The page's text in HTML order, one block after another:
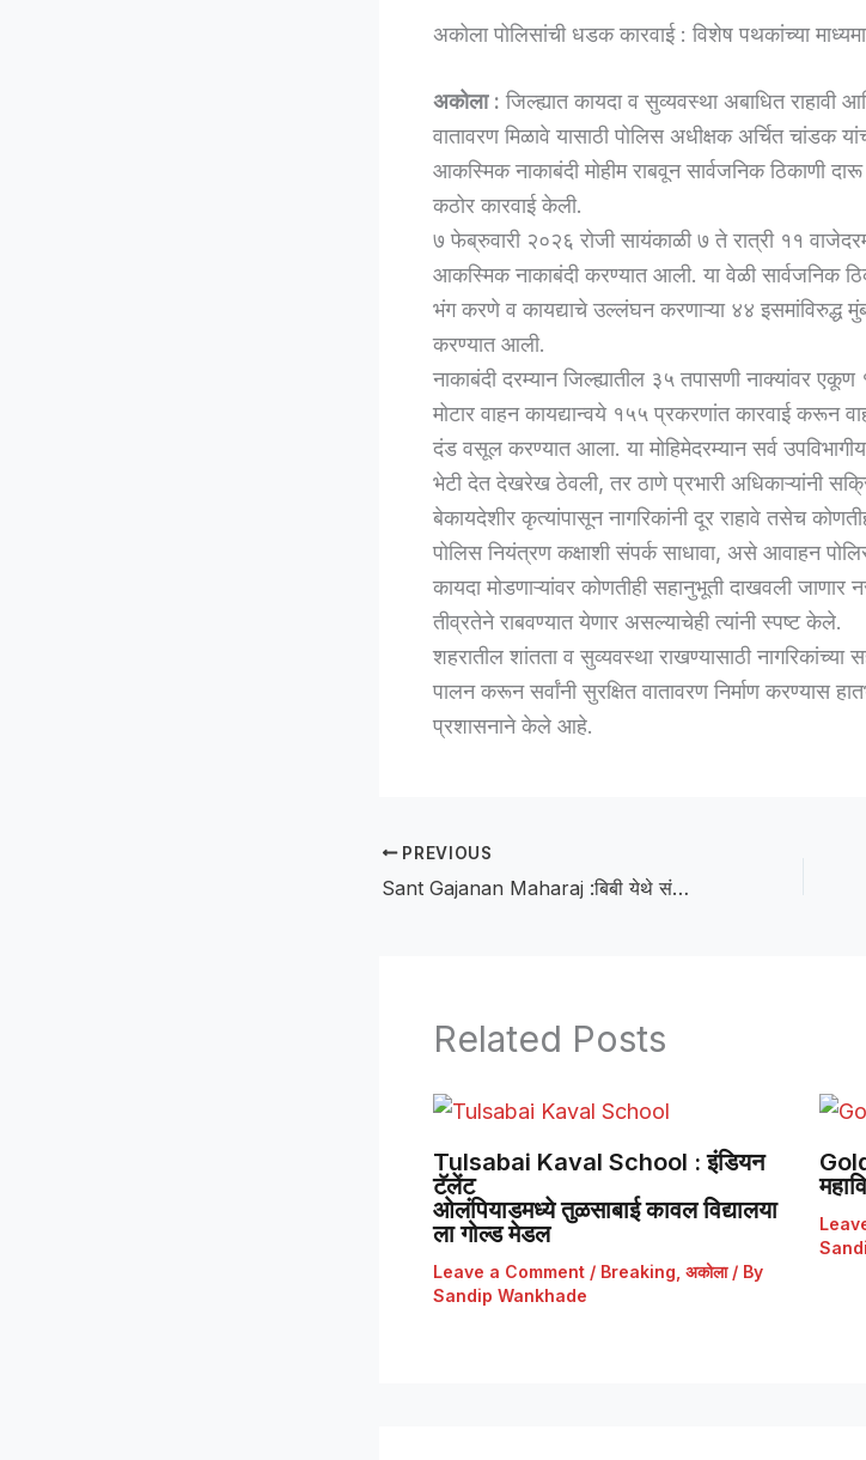
अकोला पोलिसांची धडक कारवाई : विशेष पथकांच्या
अकोला : जिल्ह्यात कायदा व सुव्यवस्था अबाधित राहावी
वातावरण मिळावे यासाठी पोलिस अधीक्षक अर्चित चांडक
आकस्मिक नाकाबंदी मोहीम राबवून सार्वजनिक ठिकाणी
कठोर कारवाई केली.
७ फेब्रुवारी २०२६ रोजी सायंकाळी ७ ते रात्री ११
आकस्मिक नाकाबंदी करण्यात आली. या वेळी सार्वजनिक
भंग करणे व कायद्याचे उल्लंघन करणाऱ्या ४४ इसमांविरुद्ध
करण्यात आली.
नाकाबंदी दरम्यान जिल्ह्यातील ३५ तपासणी नाक्यांवर
मोटार वाहन कायद्यान्वये १५५ प्रकरणांत कारवाई
दंड वसूल करण्यात आला. या मोहिमेदरम्यान सर्व
भेटी देत देखरेख ठेवली, तर ठाणे प्रभारी अधिकाऱ्यांनी
बेकायदेशीर कृत्यांपासून नागरिकांनी दूर राहावे तसेच
पोलिस नियंत्रण कक्षाशी संपर्क साधावा, असे आवाहन
कायदा मोडणाऱ्यांवर कोणतीही सहानुभूती दाखवली
तीव्रतेने राबवण्यात येणार असल्याचेही त्यांनी स्पष्ट केले.
शहरातील शांतता व सुव्यवस्था राखण्यासाठी
पालन करून सर्वांनी सुरक्षित वातावरण निर्माण करण्यास
प्रशासनाने केले आहे.
PREVIOUS
Sant Gajanan Maharaj :बिबी येथे संत गजानन महाराज प्रकटदिन उत्साहात; नगरप्रदक्षिणा, कीर्तन व महाप्रसादाचे वितरण
Related Posts
Tulsabai Kaval School : इंडियन
टॅलेंट
ओलंपियाडमध्ये तुळसाबाई कावल विद्यालया
ला गोल्ड मेडल
Leave a Comment / Breaking अकोला/ By
Sandip Wankhade